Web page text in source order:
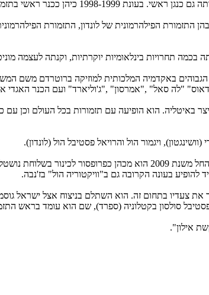
ראשי בתזמורת הקאמרית הקיבוצית.
הגבוהים באקדמיה המלכותית למוזיקה ברוטרדם
"לה סאל" ,"אמרסון" ,"ג'וליארד" ועם הכנר האגדי
ובתחרות הבינלאומית על שם ליפיצר באיטליה. הוא הופיעה עם
ויגמור הול והרויאל פסטיבל הול (לונדון).
בשנים 2007-2012 אוסטרובסקי כיהן ככנר ראשון בתזמורת סוויס רומאנד
בעונה הקרובה גם ב"וויקטוריה הול" בז'נבה.
את צעדיו בתחום זה. הוא השתלם בניצוח אצל ישראל
סולסון בקטלוניה (ספרד), שם הוא עומד בראש